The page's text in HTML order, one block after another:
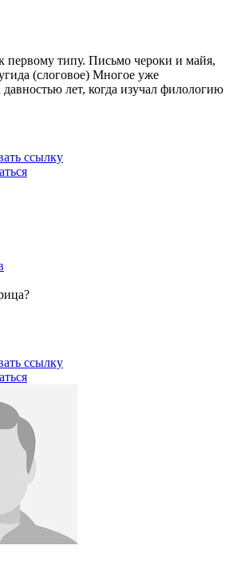
первому типу. Письмо чероки и майя,
(слоговое) Многое уже
давностью лет, когда изучал филологию
ссылку
ссылку